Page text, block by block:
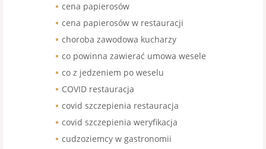
cena papierosów
cena papierosów w restauracji
choroba zawodowa kucharzy
co powinna zawierać umowa wesele
co z jedzeniem po weselu
COVID restauracja
covid szczepienia restauracja
covid szczepienia weryfikacja
cudzoziemcy w gastronomii